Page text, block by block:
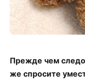
Прежде чем
же спросите